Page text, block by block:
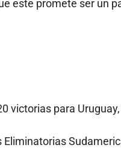
este promete ser un
victorias para
Eliminatorias